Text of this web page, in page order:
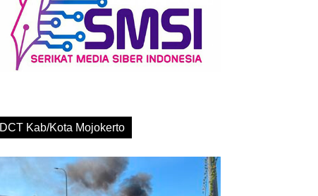
DCT Kab/Kota Mojokerto